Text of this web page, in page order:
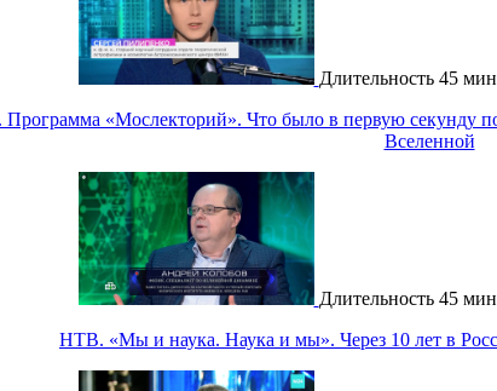
Длительность 45
«Мослекторий». Что было в первую секунду
Вселенной
Длительность 45
НТВ. «Мы и наука. Наука и мы». Через 10 лет в